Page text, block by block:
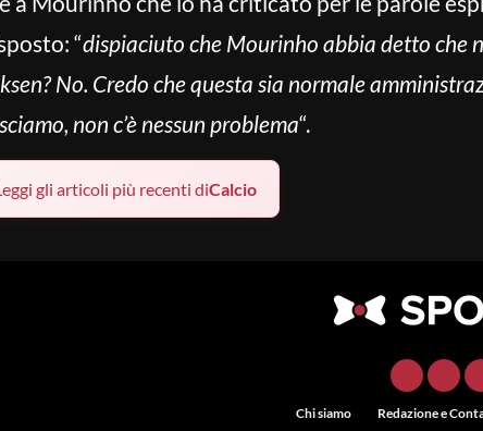
“dispiaciuto che Mourinho abbia detto che
No. Credo che questa sia normale
non c’è nessun problema“.
gli articoli più recenti diCalcio
Chi siamo Redazione e